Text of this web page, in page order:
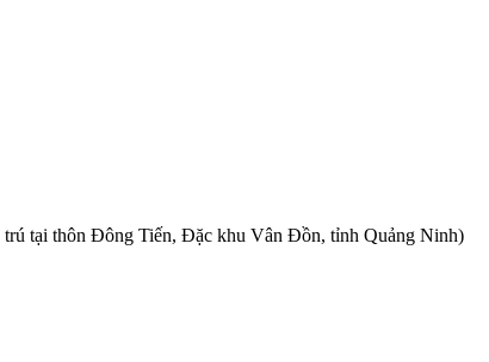
trú tại thôn Đông Tiến, Đặc khu Vân Đồn, tỉnh Quảng Ninh)